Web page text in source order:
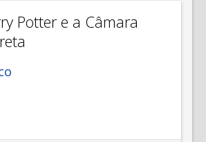
Potter e a Câmara